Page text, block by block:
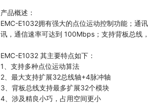
产品概述：
EMC-E1032拥有强大的点位运动控制功能；通
讯，通信速率可达到 100Mbps；支持背板总线
EMC-E1032 其主要特点如下：
1、支持多种点位运动算法
2、最大支持扩展32总线轴+4脉冲轴
3、背板总线支持最多扩展32个模块
4、涉及精良小巧，占用空间更小